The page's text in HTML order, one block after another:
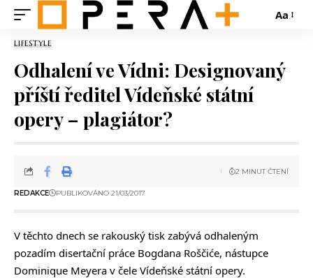
Aa
LIFESTYLE
Odhalení ve Vídni: Designovaný
příští ředitel Vídeňské státní
opery – plagiátor?
REDAKCE PUBLIKOVÁNO 21/03/2017
2 MINUT ČTENÍ
V těchto dnech se rakouský tisk zabývá odhaleným
pozadím disertační práce Bogdana Roščiće, nástupce
Dominique Meyera v čele Vídeňské státní opery.